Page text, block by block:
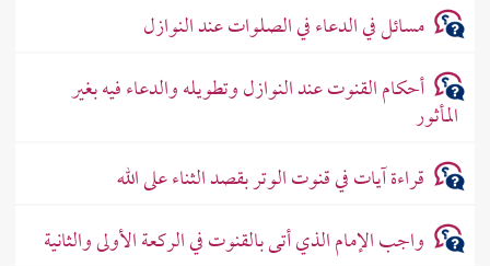
مسائل في الدعاء في الصلوات عند النوازل
أحكام القنوت عند النوازل وتطويله والدعاء فيه بغير
المأثور
قراءة آيات في قنوت الوتر بقصد الثناء على الله
واجب الإمام الذي أتى بالقنوت في الركعة الأولى والثانية